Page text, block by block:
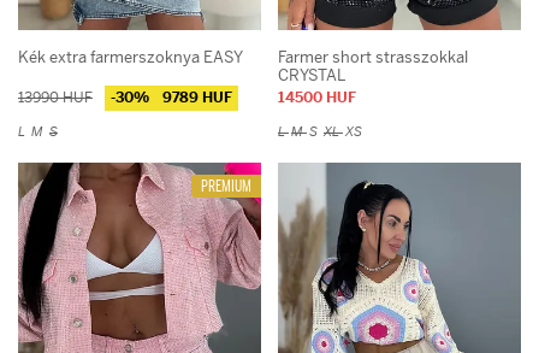
Kék extra farmerszoknya EASY
13990 HUF -30% 9789 HUF
L M S
Farmer short strasszokkal
CRYSTAL
14500 HUF
LMS XLXS
PREMIUM